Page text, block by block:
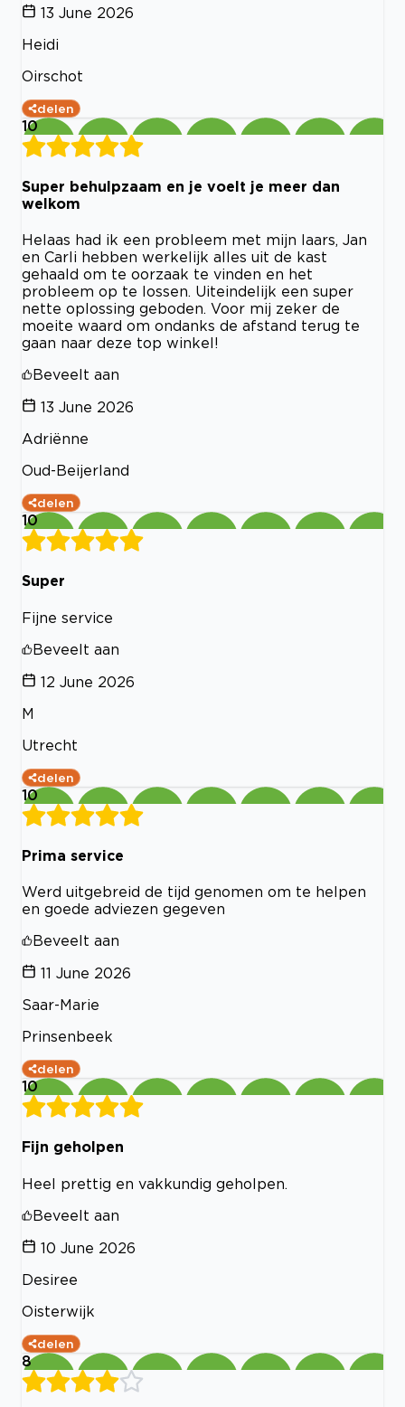
13 June 2026
Heidi
Oirschot
delen
10
Super behulpzaam en je voelt je meer dan
welkom
Helaas had ik een probleem met mijn laars, Jan
en Carli hebben werkelijk alles uit de kast
gehaald om te oorzaak te vinden en het
probleem op te lossen. Uiteindelijk een super
nette oplossing geboden. Voor mij zeker de
moeite waard om ondanks de afstand terug te
gaan naar deze top winkel!
Beveelt aan
13 June 2026
Adriënne
Oud-Beijerland
delen
10
Super
Fijne service
Beveelt aan
12 June 2026
M
Utrecht
delen
10
Prima service
Werd uitgebreid de tijd genomen om te helpen
en goede adviezen gegeven
Beveelt aan
11 June 2026
Saar-Marie
Prinsenbeek
delen
10
Fijn geholpen
Heel prettig en vakkundig geholpen.
Beveelt aan
10 June 2026
Desiree
Oisterwijk
delen
8